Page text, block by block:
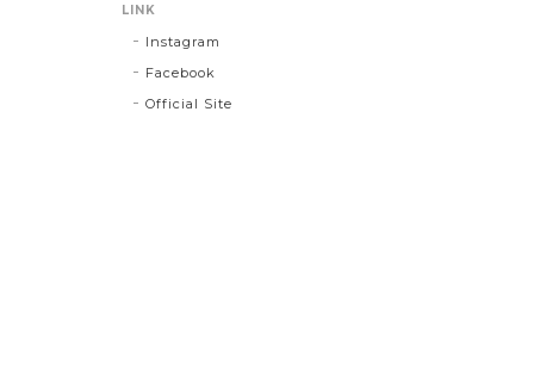
LINK
Instagram
Facebook
Official Site